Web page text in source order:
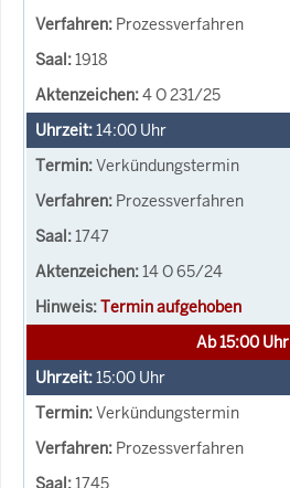
Prozessverfahren
1918
4 O 231/25
14:00 Uhr
Verkündungstermin
Prozessverfahren
1747
14 O 65/24
Termin aufgehoben
Ab 15:00 Uhr
15:00 Uhr
Verkündungstermin
Prozessverfahren
1745